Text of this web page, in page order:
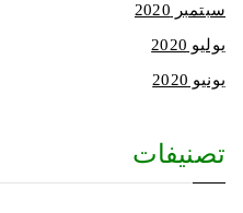
سبتمبر 2020
يوليو 2020
يونيو 2020
تصنيفات